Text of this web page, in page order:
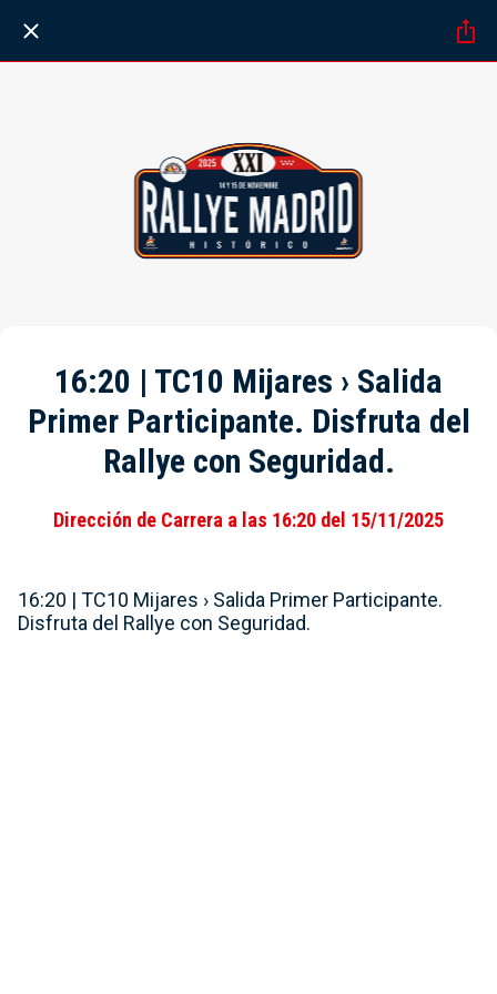
16:20 | TC10 Mijares › Salida
Primer Participante. Disfruta del
Rallye con Seguridad.
Dirección de Carrera a las 16:20 del 15/11/2025
16:20 | TC10 Mijares › Salida Primer Participante.
Disfruta del Rallye con Seguridad.